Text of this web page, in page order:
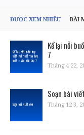
VIẾT
ĐƯỢC XEM NHIỀU BÀI
Kể lại nỗi
7
Tháng 4 22,
Soạn bài
Tháng 12 3,